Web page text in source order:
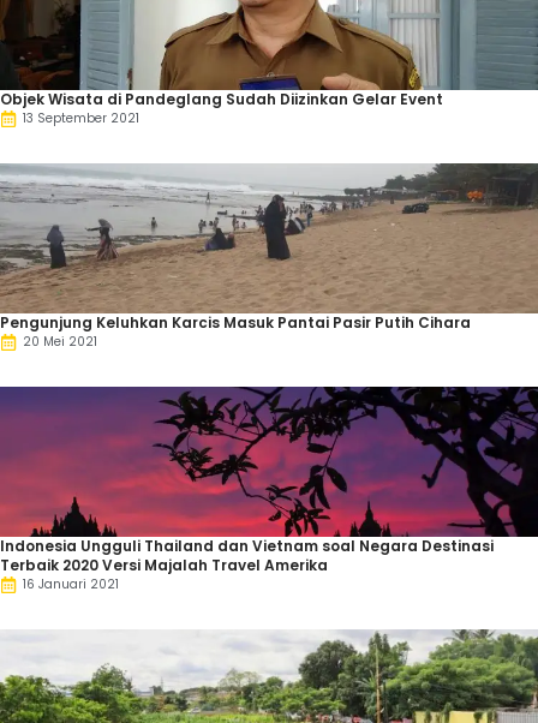
Objek Wisata di Pandeglang Sudah Diizinkan Gelar Event
13 September 2021
Pengunjung Keluhkan Karcis Masuk Pantai Pasir Putih Cihara
20 Mei 2021
Indonesia Ungguli Thailand dan Vietnam soal Negara Destinasi
Terbaik 2020 Versi Majalah Travel Amerika
16 Januari 2021